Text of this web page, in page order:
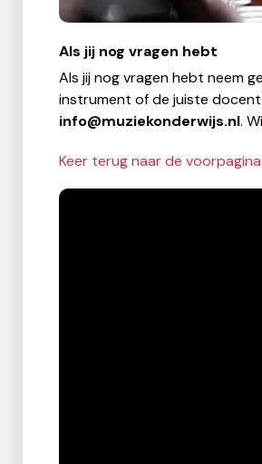
Als jij nog vragen hebt
Als jij nog vragen hebt neem
instrument of de juiste
info@muziekonderwijs.nl.
Keer terug naar de voorpagina